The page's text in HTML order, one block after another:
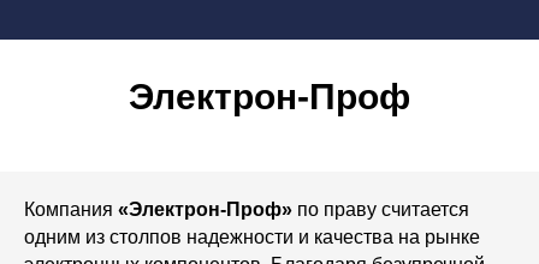
Электрон-Проф
Компания «Электрон-Проф» по праву считается
одним из столпов надежности и качества на рынке